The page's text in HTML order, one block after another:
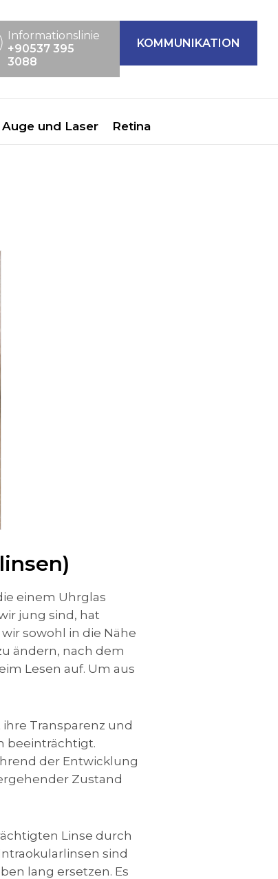
KOMMUNIKATION
Informationslinie
+90537 395
3088
Auge und Laser Retina
einem Uhrglas
jung sind, hat
sowohl in die Nähe
ändern, nach dem
Lesen auf. Um aus
Transparenz und
beeinträchtigt.
der Entwicklung
Zustand
Linse durch
sind
lang ersetzen. Es